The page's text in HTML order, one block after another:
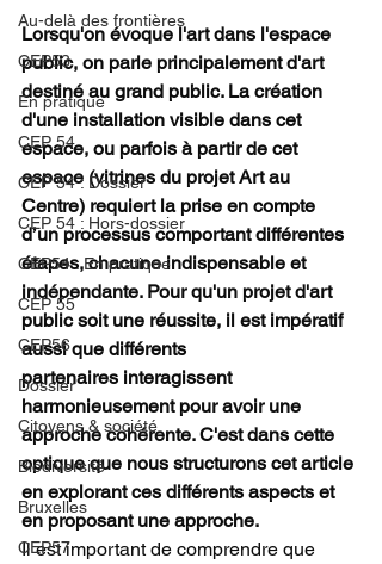
Au-delà des frontières
CEP53
En pratique
CEP 54
CEP 54 : Dossier
CEP 54 : Hors-dossier
CEP54 : En pratique
CEP 55
CEP56
Dossier
Citoyens & société
Biodiversité
Bruxelles
CEP57
Lorsqu'on évoque l'art dans l'espace
public, on parle principalement d'art
destiné au grand public. La création
d'une installation visible dans cet
espace, ou parfois à partir de cet
espace (vitrines du projet Art au
Centre) requiert la prise en compte
d’un processus comportant différentes
étapes, chacune indispensable et
indépendante. Pour qu'un projet d'art
public soit une réussite, il est impératif
aussi que différents
partenaires interagissent
harmonieusement pour avoir une
approche cohérente. C'est dans cette
optique que nous structurons cet article
en explorant ces différents aspects et
en proposant une approche.
Il est important de comprendre que